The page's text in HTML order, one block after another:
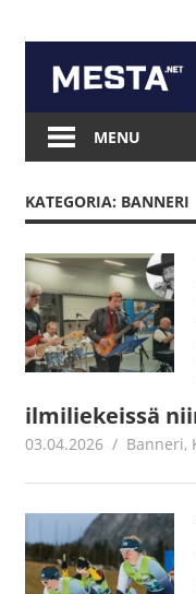
content
Mesta.net
MENU
KATEGORIA: BANNERI
ilmiliekeissä
03.04.2026 Jouni Hirn
Banneri,